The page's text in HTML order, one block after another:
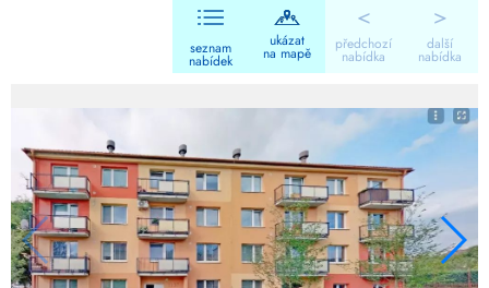
<
předchozí
nabídka
seznam
nabídek
ukázat
na mapě
>
další
nabídka